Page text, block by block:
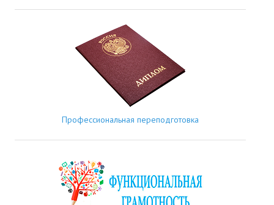
Профессиональная переподготовка